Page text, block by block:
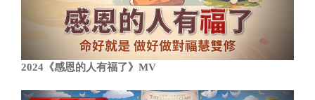
2024《感恩的人有福了》MV